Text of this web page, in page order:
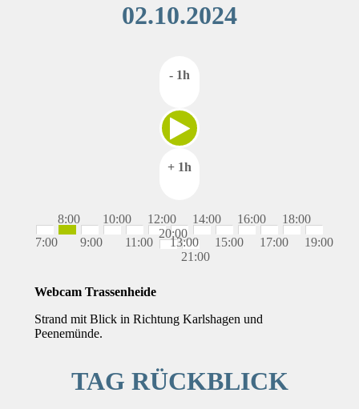
02.10.2024
- 1h
+ 1h
7:00
8:00
9:00
10:00
11:00
12:00
13:00
14:00
15:00
16:00
17:00
18:00
19:00
20:00
21:00
Webcam Trassenheide
Strand mit Blick in Richtung Karlshagen und
Peenemünde.
TAG RÜCKBLICK